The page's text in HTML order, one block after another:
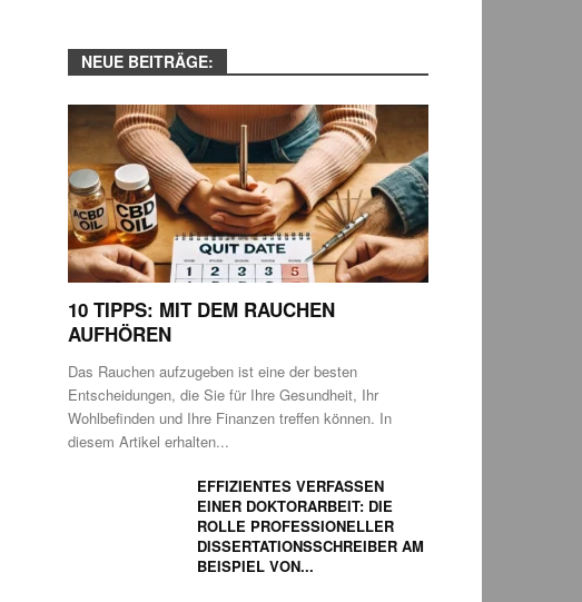
NEUE BEITRÄGE:
10 TIPPS: MIT DEM RAUCHEN
AUFHÖREN
Das Rauchen aufzugeben ist eine der besten
Entscheidungen, die Sie für Ihre Gesundheit, Ihr
Wohlbefinden und Ihre Finanzen treffen können. In
diesem Artikel erhalten...
EFFIZIENTES VERFASSEN
EINER DOKTORARBEIT: DIE
ROLLE PROFESSIONELLER
DISSERTATIONSSCHREIBER AM
BEISPIEL VON...